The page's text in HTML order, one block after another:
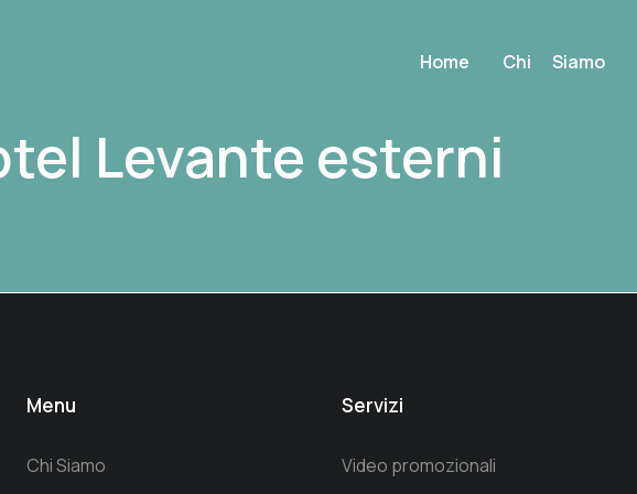
Home Chi Siamo
Levante esterni
Menu
Chi Siamo
Servizi
Video promozionali